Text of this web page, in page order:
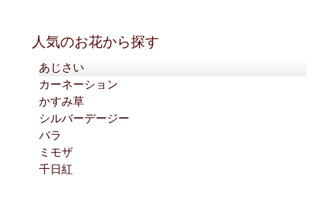
人気のお花から探す
あじさい
カーネーション
かすみ草
シルバーデージー
バラ
ミモザ
千日紅